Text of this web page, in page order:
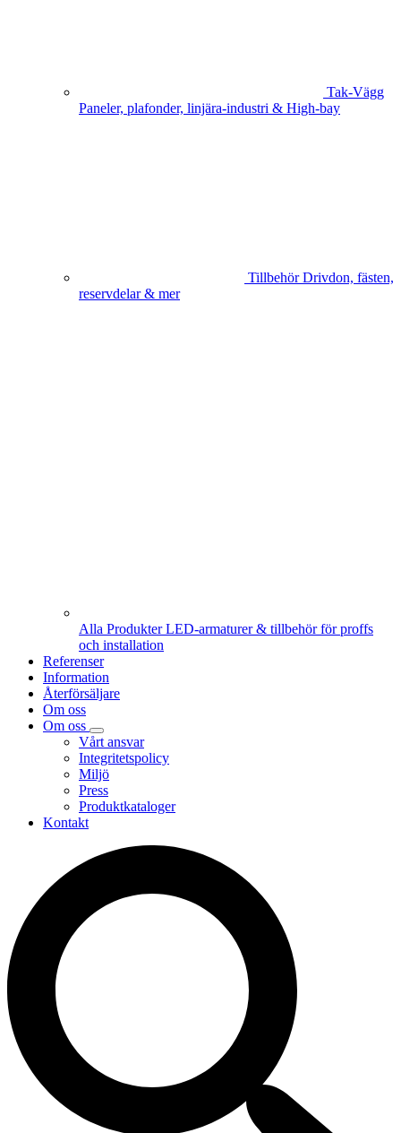
Tak-Vägg
Paneler, plafonder, linjära-industri & High-bay
Tillbehör Drivdon, fästen,
reservdelar & mer
Alla Produkter LED-armaturer & tillbehör för proffs
och installation
Referenser
Information
Återförsäljare
Om oss
Om oss
Vårt ansvar
Integritetspolicy
Miljö
Press
Produktkataloger
Kontakt